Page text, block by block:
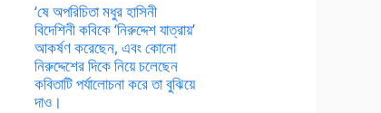
‘ষে অপরিচিতা মধুর হাসিনী
বিদেশিনী কবিকে ‘নিরুদ্দেশ যাত্রায়’
আকর্ষণ করেছেন, এবং কোনো
নিরুদ্দেশের দিকে নিয়ে চলেছেন
কবিতাটি পর্যালোচনা করে তা বুঝিয়ে
দাও।